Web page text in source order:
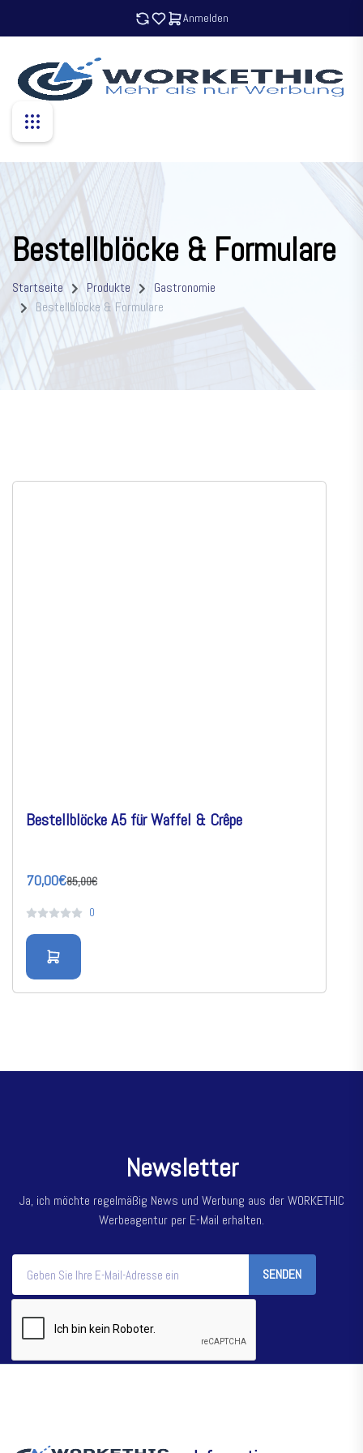
Anmelden
Bestellblöcke & Formulare
Startseite Produkte
Gastronomie
Bestellblöcke & Formulare
Bestellblöcke A5 für Waffel & Crêpe
70,00€85,00€
0
Newsletter
Ja, ich möchte regelmäßig News und Werbung aus der WORKETHIC
Werbeagentur per E-Mail erhalten.
SENDEN